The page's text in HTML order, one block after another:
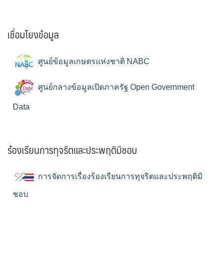
เชื่อมโยงข้อมูล
ศูนย์ข้อมูลเกษตรแห่งชาติ NABC
ศูนย์กลางข้อมูลเปิดภาครัฐ Open Government
Data
ร้องเรียนการทุจริตและประพฤติมิชอบ
การจัดการเรื่องร้องเรียนการทุจริตและประพฤติมิ
ชอบ